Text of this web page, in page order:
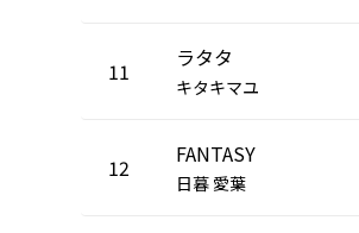
11 ラタタ
キタキマユ
12 FANTASY
日暮 愛葉